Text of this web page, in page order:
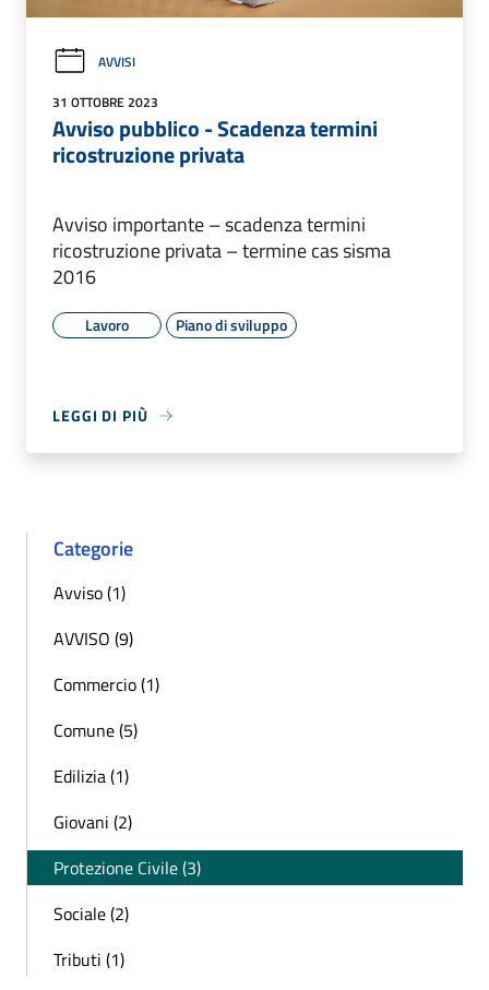
AVVISI
31 OTTOBRE 2023
Avviso pubblico - Scadenza termini
ricostruzione privata
Avviso importante – scadenza termini
ricostruzione privata – termine cas sisma
2016
Lavoro Piano di sviluppo
LEGGI DI PIÙ
Categorie
Avviso (1)
AVVISO (9)
Commercio (1)
Comune (5)
Edilizia (1)
Giovani (2)
Protezione Civile (3)
Sociale (2)
Tributi (1)